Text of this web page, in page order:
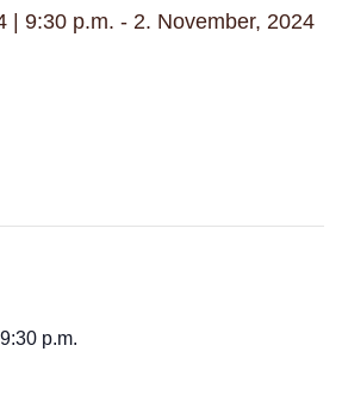
| 9:30 p.m. - 2. November, 2024
p.m.